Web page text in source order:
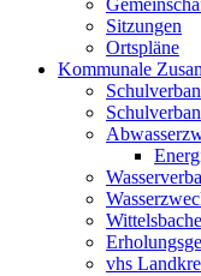
Sitzungen
Ortspläne
Kommunale
vhs